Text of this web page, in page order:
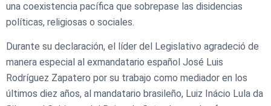
una coexistencia pacífica que sobrepase las disidencias
políticas, religiosas o sociales.
Durante su declaración, el líder del Legislativo agradeció de
manera especial al exmandatario español José Luis
Rodríguez Zapatero por su trabajo como mediador en los
últimos diez años, al mandatario brasileño, Luiz Inácio Lula da